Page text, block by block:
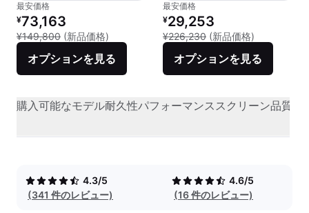
最安価格
リファービッシュ品の価格：
¥73,163
¥149,800 (新品価格) 新品との比較：¥149,800
オプションを見る
最安価格
リファービッシュ品の価格：
¥29,253
¥226,230 (新品価格)
オプションを見る
購入可能なモデル耐久性パフォーマンススクリーン品質
4.3/5
(341 件のレビュー)
4.6/5
(16 件のレビュー)